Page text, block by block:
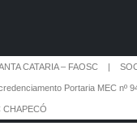
CATARIA – FAOSC |
Portaria MEC
CHAPECÓ